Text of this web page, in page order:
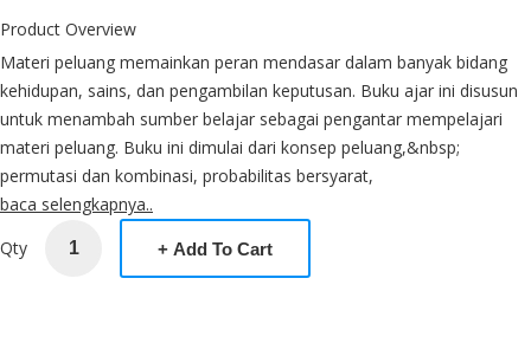
Product Overview
Materi peluang memainkan peran mendasar dalam banyak bidang
kehidupan, sains, dan pengambilan keputusan. Buku ajar ini disusun
untuk menambah sumber belajar sebagai pengantar mempelajari
materi peluang. Buku ini dimulai dari konsep peluang,&nbsp;
permutasi dan kombinasi, probabilitas bersyarat,
baca selengkapnya..
Qty